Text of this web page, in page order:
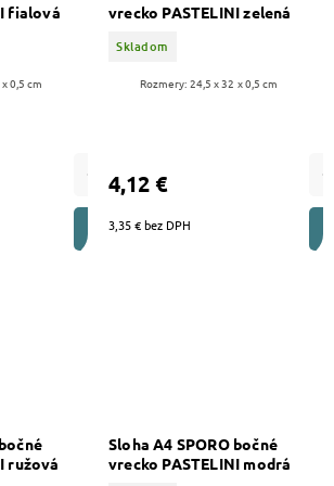
fialová
DO KOŠÍKA
0,5 cm
vrecko PASTELINI zelená
Skladom
3,35 € bez DPH
4,12 €
Rozmery: 24,5 x 32 x 0,5 cm
ružová
Sloha A4 SPORO bočné
vrecko PASTELINI modrá